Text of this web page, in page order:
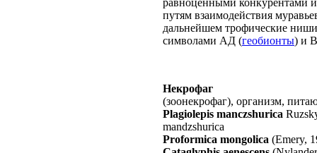
равноценными конкурентами
путям взаимодействия
дальнейшем трофические ниши
символами АД (геобионты) и
Некрофаг
(зоонекрофаг), организм,
Plagiolepis manczshurica
mandzshurica
Proformica mongolica (Emery,